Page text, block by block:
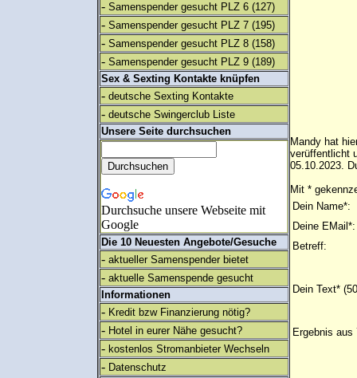
- Samenspender gesucht PLZ 6 (127)
- Samenspender gesucht PLZ 7 (195)
- Samenspender gesucht PLZ 8 (158)
- Samenspender gesucht PLZ 9 (189)
Sex & Sexting Kontakte knüpfen
- deutsche Sexting Kontakte
- deutsche Swingerclub Liste
Unsere Seite durchsuchen
Durchsuche unsere Webseite mit
Google
Die 10 Neuesten Angebote/Gesuche
- aktueller Samenspender bietet
- aktuelle Samenspende gesucht
Informationen
- Kredit bzw Finanzierung nötig?
- Hotel in eurer Nähe gesucht?
- kostenlos Stromanbieter Wechseln
- Datenschutz
Mandy hat
verüffentlicht
05.10.2023.
Mit *
Dein Name*:
Deine EMail*:
Betreff:
Dein Text*
Ergebnis aus